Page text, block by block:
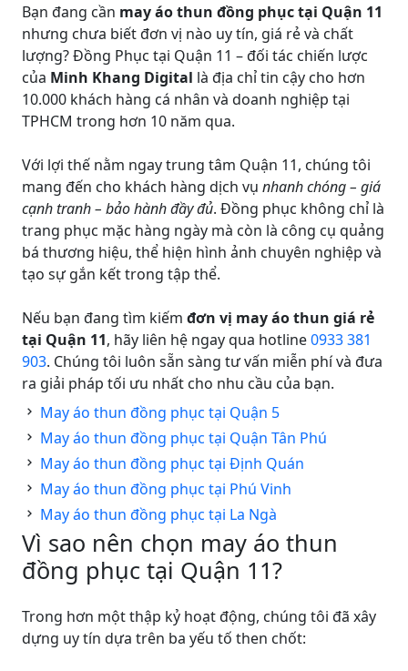
Bạn đang cần may áo thun đồng phục tại Quận 11
nhưng chưa biết đơn vị nào uy tín, giá rẻ và chất
lượng? Đồng Phục tại Quận 11 – đối tác chiến lược
của Minh Khang Digital là địa chỉ tin cậy cho hơn
10.000 khách hàng cá nhân và doanh nghiệp tại
TPHCM trong hơn 10 năm qua.
Với lợi thế nằm ngay trung tâm Quận 11, chúng tôi
mang đến cho khách hàng dịch vụ nhanh chóng – giá
cạnh tranh – bảo hành đầy đủ. Đồng phục không chỉ là
trang phục mặc hàng ngày mà còn là công cụ quảng
bá thương hiệu, thể hiện hình ảnh chuyên nghiệp và
tạo sự gắn kết trong tập thể.
Nếu bạn đang tìm kiếm đơn vị may áo thun giá rẻ
tại Quận 11, hãy liên hệ ngay qua hotline0933 381
903. Chúng tôi luôn sẵn sàng tư vấn miễn phí và đưa
ra giải pháp tối ưu nhất cho nhu cầu của bạn.
May áo thun đồng phục tại Quận 5
May áo thun đồng phục tại Quận Tân Phú
May áo thun đồng phục tại Định Quán
May áo thun đồng phục tại Phú Vinh
May áo thun đồng phục tại La Ngà
Vì sao nên chọn may áo thun
đồng phục tại Quận 11?
Trong hơn một thập kỷ hoạt động, chúng tôi đã xây
dựng uy tín dựa trên ba yếu tố then chốt: